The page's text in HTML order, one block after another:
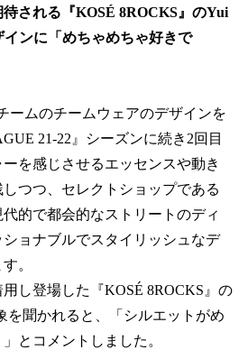
される『KOSÉ 8ROCKS』のYui
ンに「めちゃめちゃ好きで
ームのチームウェアのデザインを
21-22』シーズンに続き2回目
を感じさせるエッセンスや動き
つつ、セレクトショップである
的で都会的なストリートのディ
ョナブルでスタイリッシュなデ
。
し登場した『KOSÉ 8ROCKS』の
を聞かれると、「シルエットがめ
とコメントしました。